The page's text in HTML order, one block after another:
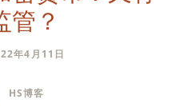
管？
年4月11日
HS博客